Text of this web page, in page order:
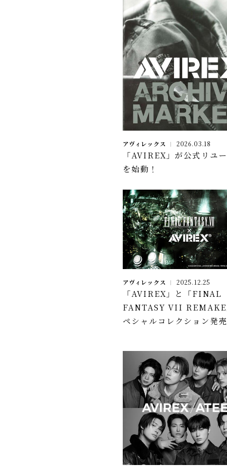
アヴィレックス 2026.03.18
「AVIREX」が公式リユ
を始動！
アヴィレックス 2025.12.25
「AVIREX」と「FINAL
FANTASY VII REMAKE
ペシャルコレクション発売